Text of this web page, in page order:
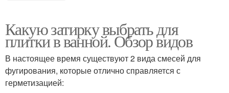
Какую затирку выбрать для
плитки в ванной. Обзор видов
В настоящее время существуют 2 вида смесей для
фугирования, которые отлично справляется с
герметизацией: